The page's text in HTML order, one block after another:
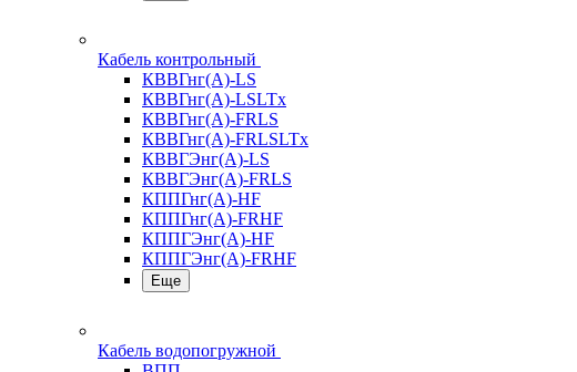
Кабель контрольный
КВВГнг(А)-LS
КВВГнг(А)-LSLTx
КВВГнг(А)-FRLS
КВВГнг(А)-FRLSLTx
КВВГЭнг(А)-LS
КВВГЭнг(А)-FRLS
КППГнг(А)-HF
КППГнг(А)-FRHF
КППГЭнг(А)-HF
КППГЭнг(А)-FRHF
Еще
Кабель водопогружной